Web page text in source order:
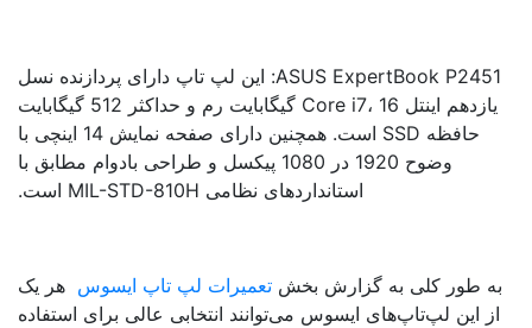
ASUS ExpertBook P2451: این لپ تاپ دارای پردازنده نسل
یازدهم اینتل Core i7، 16 گیگابایت رم و حداکثر 512 گیگابایت
حافظه SSD است. همچنین دارای صفحه نمایش 14 اینچی با
وضوح 1920 در 1080 پیکسل و طراحی بادوام مطابق با
استانداردهای نظامی MIL-STD-810H است.
طور کلی به گزارش بخشتعمیرات لپ تاپ ایسوسهر یک
این لپ‌تاپ‌های ایسوس می‌توانند انتخابی عالی برای استفاده